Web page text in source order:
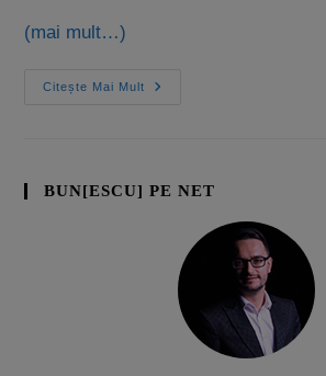
(mai mult…)
Citește Mai Mult
BUN[ESCU] PE NET